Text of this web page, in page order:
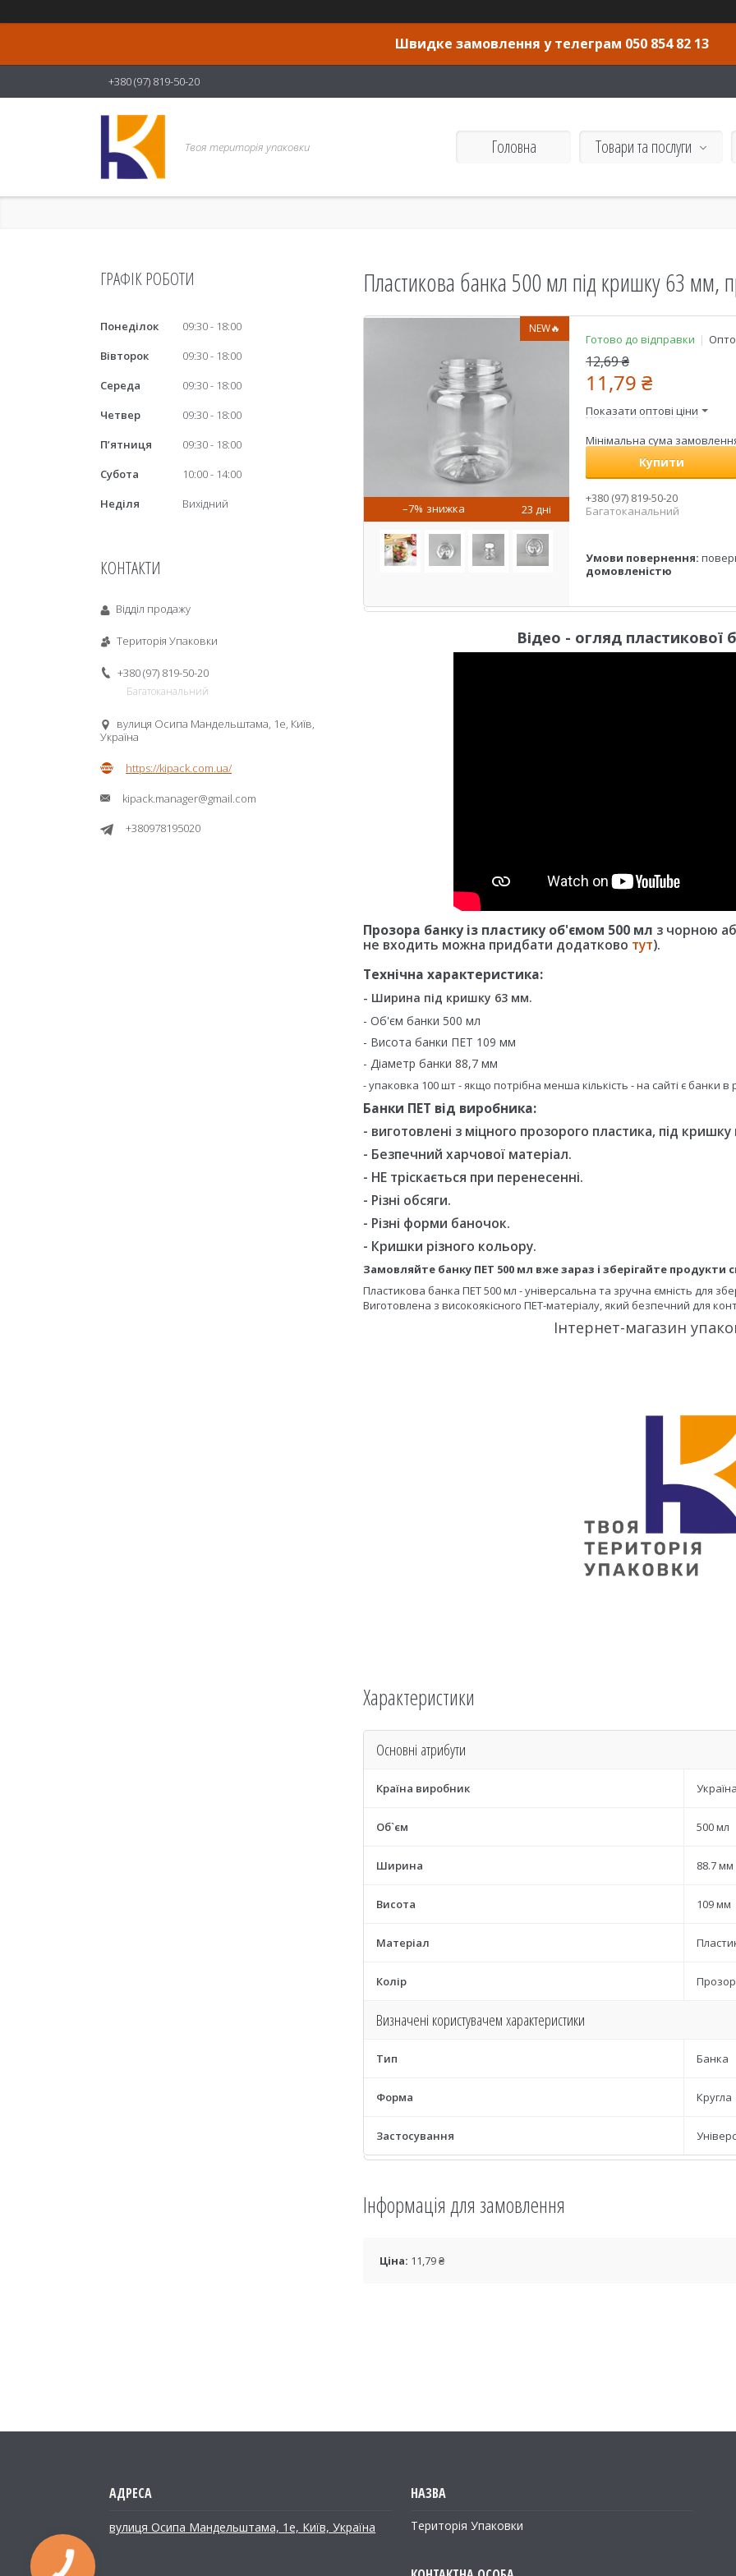
Швидке замовлення у телеграм 050 854 82 13
+380 (97) 819-50-20
Твоя територія упаковки Головна Товари та послуги
Пластикова банка 500 мл під кришку 63 мм,
–7% 23 дні
NEW🔥
Готово до відправки
12,69 ₴
11,79 ₴
Показати оптові ціни
Мінімальна сума
Купити
+380 (97) 819-50-20
Багатоканальний
домовленістю
Відео - огляд пластикової
Прозора банку із пластику об'ємом 500 мл з чорною
не входить можна придбати додатково тут).
Технічна характеристика:
- Ширина під кришку 63 мм.
- Об'єм банки 500 мл
- Висота банки ПЕТ 109 мм
- Діаметр банки 88,7 мм
- упаковка 100 шт - якщо потрібна менша кількість - на сайті є банки
Банки ПЕТ від виробника:
- виготовлені з міцного прозорого пластика, під кришку
- Безпечний харчової матеріал.
- НЕ тріскається при перенесенні.
- Різні обсяги.
- Різні форми баночок.
- Кришки різного кольору.
Замовляйте банку ПЕТ 500 мл вже зараз і зберігайте продукти
Пластикова банка ПЕТ 500 мл - універсальна та зручна ємність для
Виготовлена ​​з високоякісного ПЕТ-матеріалу, який безпечний для
Інтернет-магазин
Характеристики
Основні атрибути
Країна виробник
Об`єм 500 мл
Ширина 88.7 мм
Висота 109 мм
Матеріал
Колір
Визначені користувачем характеристики
Тип Банка
Форма Кругла
Застосування
Інформація для замовлення
Ціна: 11,79 ₴
ГРАФІК РОБОТИ
Понеділок 09:30
18:00
Вівторок
09:30
18:00
Середа
09:30
18:00
Четвер
09:30
18:00
Пʼятниця
09:30
18:00
Субота
10:00
14:00
Неділя
Вихідний
КОНТАКТИ
Відділ продажу
Територія Упаковки
+380 (97) 819-50-20
Багатоканальний
вулиця Осипа Мандельштама, 1е, Київ,
Україна
https://kipack.com.ua/
kipack.manager@gmail.com
+380978195020
вулиця Осипа Мандельштама, 1е, Київ, Україна Територія Упаковки